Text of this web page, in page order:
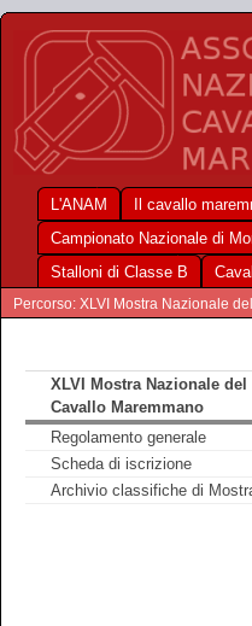
L'ANAM Il cavallo
Campionato Nazionale di
Stalloni di Classe B
Percorso: XLVI Mostra Nazionale
XLVI Mostra Nazionale del
Cavallo Maremmano
Regolamento generale
Scheda di iscrizione
Archivio classifiche di